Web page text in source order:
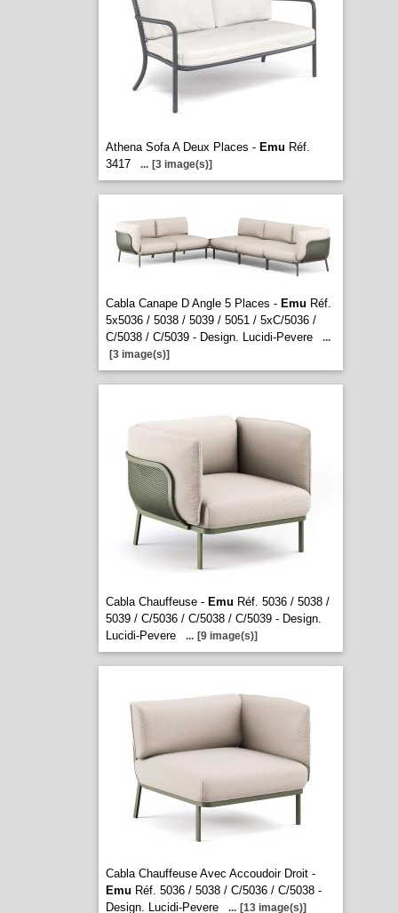
Athena Sofa A Deux Places - Emu Réf.
3417
... [3 image(s)]
Cabla Canape D Angle 5 Places - Emu Réf.
5x5036 / 5038 / 5039 / 5051 / 5xC/5036 /
C/5038 / C/5039 - Design. Lucidi-Pevere
...
[3 image(s)]
Cabla Chauffeuse - Emu Réf. 5036 / 5038 /
5039 / C/5036 / C/5038 / C/5039 - Design.
Lucidi-Pevere
... [9 image(s)]
Cabla Chauffeuse Avec Accoudoir Droit -
Emu Réf. 5036 / 5038 / C/5036 / C/5038 -
Design. Lucidi-Pevere
... [13 image(s)]